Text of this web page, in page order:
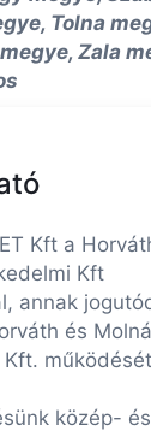
Tolna
Zala
Kft a
Kft
annak
és
Kft.
közép- és